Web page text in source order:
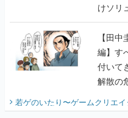
けソリ
に行っ
【田
編】す
付いて
解散の
開く
『少年
若ゲのいたり〜ゲームクリエ